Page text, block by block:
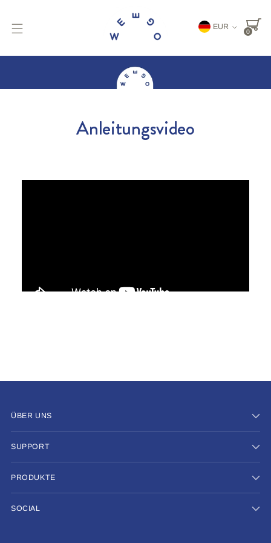
EUR
0
Anleitungsvideo
ÜBER UNS
SUPPORT
PRODUKTE
SOCIAL